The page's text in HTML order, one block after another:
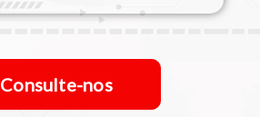
Consulte-nos